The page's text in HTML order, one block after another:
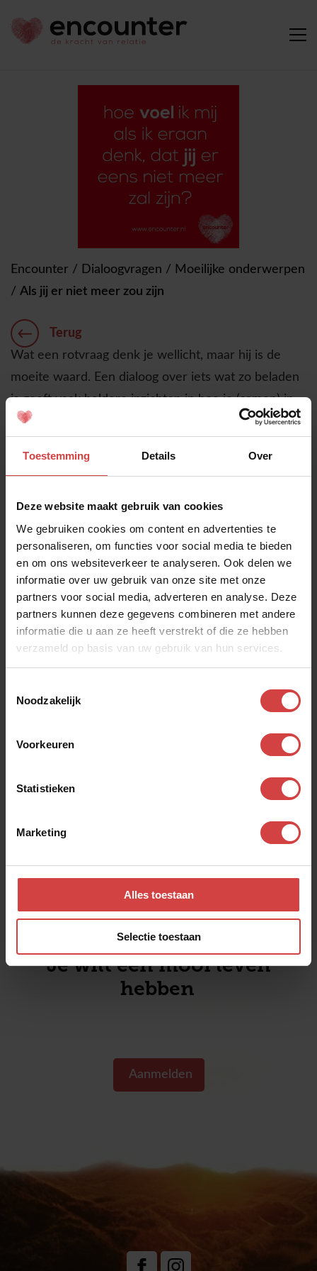
Toestemming Details Over
Deze website maakt gebruik van cookies
We gebruiken cookies om content en advertenties te
personaliseren, om functies voor social media te bieden
en om ons websiteverkeer te analyseren. Ook delen we
informatie over uw gebruik van onze site met onze
partners voor social media, adverteren en analyse. Deze
partners kunnen deze gegevens combineren met andere
informatie die u aan ze heeft verstrekt of die ze hebben
verzameld op basis van uw gebruik van hun services.
Noodzakelijk
Voorkeuren
Statistieken
Marketing
Alles toestaan
Selectie toestaan
Encounter / Dialoogvragen / Moeilijke onderwerpen
/ Als jij er niet meer zou zijn
Terug
Wat een rotvraag denk je wellicht, maar hij is de
moeite waard. Een dialoog over iets wat zo beladen
is geeft vaak heldere inzichten in hoe je (samen) in
het nu leeft. Voor ons was deze vraag ook een echte
hierover te schrijven slecht- er juist een lichtheid
In zekere zin maakt het vrij om over pittige
onderwerpen te dialogeren. Kan je proberen om je
in te leven in de situatie dat je alleen verder moet?
Schrijf uitgebreid over wat je zou missen en hoe het
zou zijn om alleen verder te gaan.
Bekijk ook andere
Luisteren, hoe dan?
Je wilt een mooi leven
hebben
Aanmelden